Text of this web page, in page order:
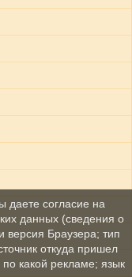
даете согласие на
данных (сведения о
версия Браузера; тип
откуда пришел
по какой рекламе; язык